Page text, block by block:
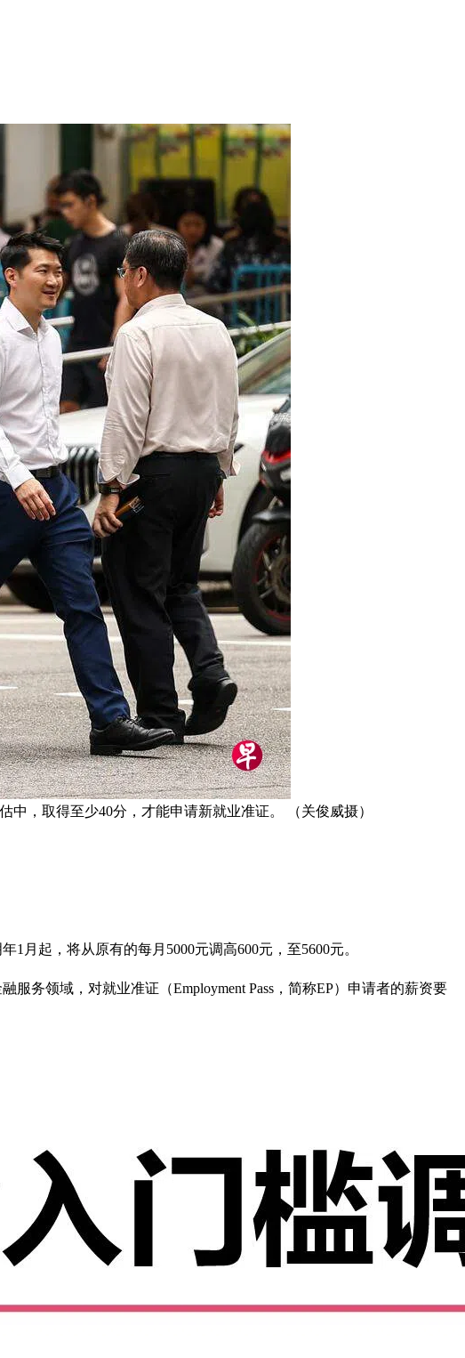
，取得至少40分，才能申请新就业准证。 （关俊威摄）
月起，将从原有的每月5000元调高600元，至5600元。
务领域，对就业准证（Employment Pass，简称EP）申请者的薪资要